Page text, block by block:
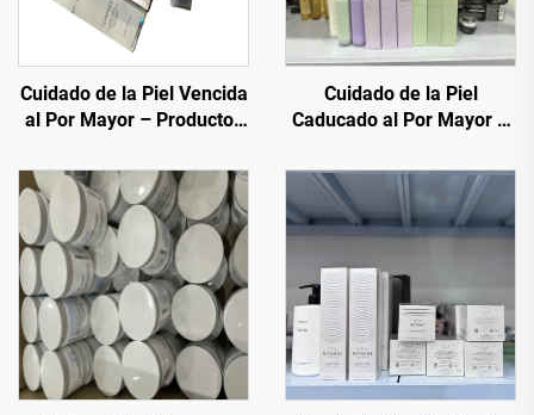
Cuidado de la Piel Vencida
al Por Mayor – Productos
Lujo a Precios Con
Descuento para Comercio
Electrónico y Spas
Cuidado de la Piel
Caducado al Por Mayor –
Precios Con Descuento
para Comercio Electrónico
y Minoristas